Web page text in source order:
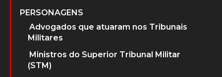
PERSONAGENS
Advogados que atuaram nos Tribunais
Militares
Ministros do Superior Tribunal Militar
(STM)